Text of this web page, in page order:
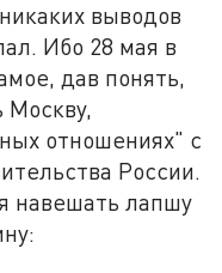
выводов
Ибо 28 мая в
дав понять,
Москву,
отношениях" с
России.
навешать лапшу